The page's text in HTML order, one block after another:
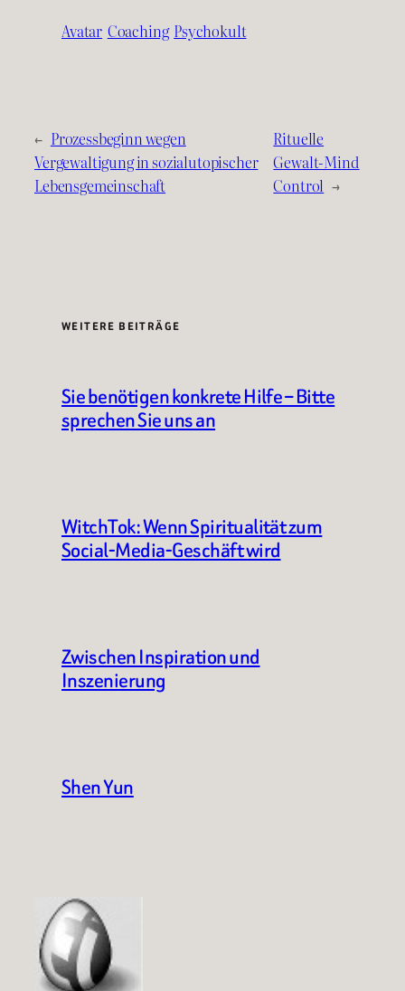
Avatar Coaching Psychokult
← Prozessbeginn wegen
Vergewaltigung in sozialutopischer
Lebensgemeinschaft
Rituelle
Gewalt-Mind
Control →
WEITERE BEITRÄGE
Sie benötigen konkrete Hilfe – Bitte
sprechen Sie uns an
WitchTok: Wenn Spiritualität zum
Social-Media-Geschäft wird
Zwischen Inspiration und
Inszenierung
Shen Yun